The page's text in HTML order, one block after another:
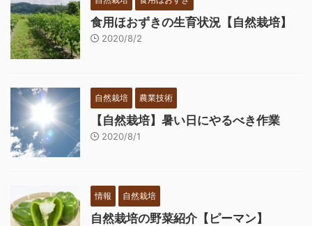
食用ほおずきの生育状況【自然栽培】
2020/8/2
自然栽培 農業技術
【自然栽培】暑い日にやるべき作業
2020/8/1
情報 自然栽培
自然栽培の野菜紹介【ピーマン】